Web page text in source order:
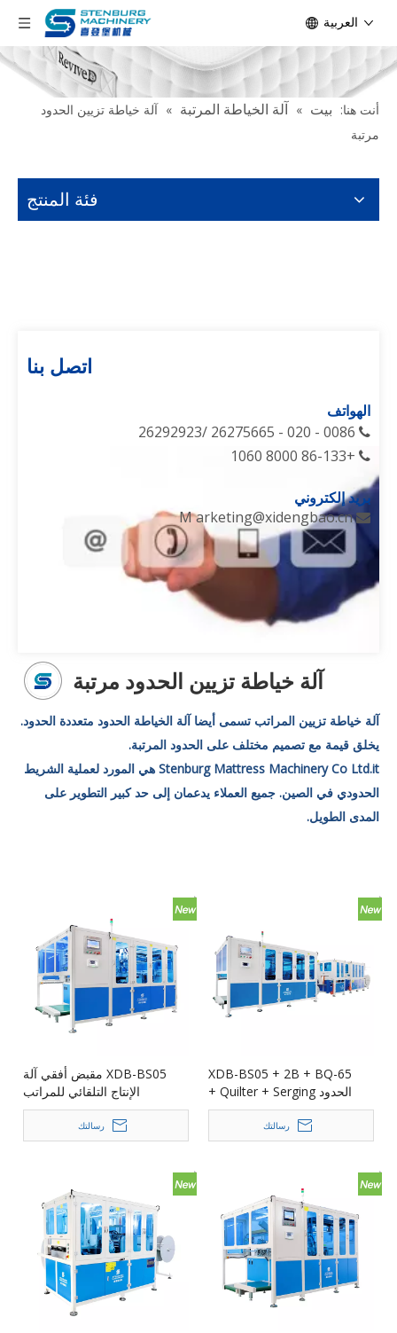
العربية
أنت هنا: بيت » آلة الخياطة المرتبة » آلة خياطة تزيين الحدود
مرتبة
فئة المنتج
اتصل بنا
الهواتف


+86-133 8000 1060
بريد إلكتروني

Marketing@xidengbao.cn
آلة خياطة تزيين الحدود مرتبة
آلة خياطة تزيين المراتب تسمى أيضا آلة الخياطة الحدود متعددة الحدود.
يخلق قيمة مع تصميم مختلف على الحدود المرتبة.
Stenburg Mattress Machinery Co Ltd.it هي المورد لعملية الشريط
الحدودي في الصين. جميع العملاء يدعمان إلى حد كبير التطوير على
المدى الطويل.
XDB-BS05 + 2B + BQ-65
الحدود Quilter + Serging +
خط إنتاج المقبض الأفقي
رسالتك
XDB-BS05 مقبض أفقي آلة
الإنتاج التلقائي للمراتب
رسالتك